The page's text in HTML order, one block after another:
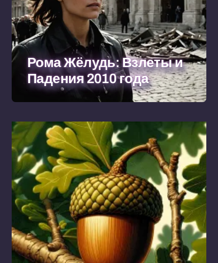
Рома Жёлудь: Взлеты и
Падения 2010 года